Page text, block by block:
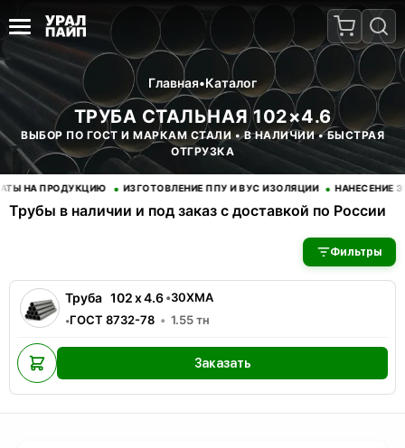
Главная•Каталог
ТРУБА СТАЛЬНАЯ 102×4.6
ВЫБОР ПО ГОСТ И МАРКАМ СТАЛИ • В НАЛИЧИИ • БЫСТРАЯ
ОТГРУЗКА
НА ПРОДУКЦИЮ • ИЗГОТОВЛЕНИЕ ППУ И ВУС ИЗОЛЯЦИИ • НАНЕСЕНИЕ
Трубы в наличии и под заказ с доставкой по России
В наличии 1 позиций трубы стальные. Купить трубы оптом с
Фильтры
Труба 102x4.6•30ХМА
•ГОСТ 8732-78 1.55тн
Заказать